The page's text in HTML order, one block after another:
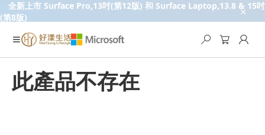
全新上市 Surface Pro,13吋(第12版) 和 Surface Laptop,13.8 & 15吋
(第8版)
此產品不存在